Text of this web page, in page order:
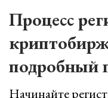
Процесс
подробный
Начинайте